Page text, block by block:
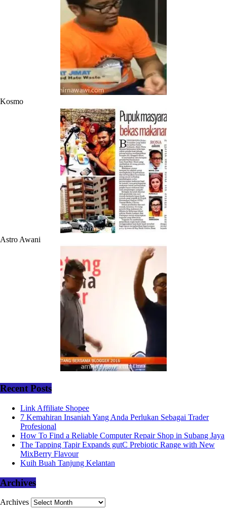
Kosmo
Astro Awani
Recent Posts
Link Affiliate Shopee
7 Kemahiran Insaniah Yang Anda Perlukan Sebagai Trader
Profesional
How To Find a Reliable Computer Repair Shop in Subang Jaya
The Tapping Tapir Expands gutC Prebiotic Range with New
MixBerry Flavour
Kuih Buah Tanjung Kelantan
Archives
Archives